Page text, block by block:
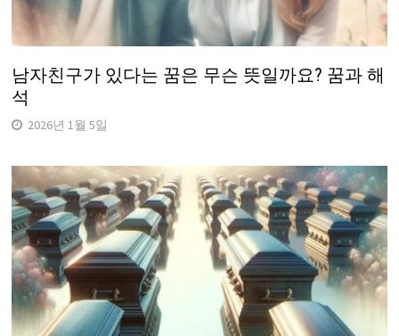
남자친구가 있다는 꿈은 무슨 뜻일까요? 꿈과 해
석
2026년 1월 5일